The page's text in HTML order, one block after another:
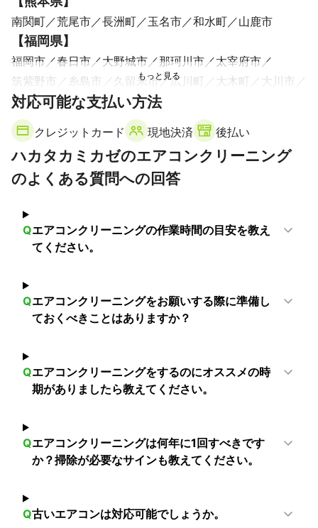
南関町 荒尾市 長洲町 玉名市 和水町 山鹿市
【福岡県】
福岡市 春日市 大野城市 那珂川市
太宰府市
筑紫野市
糸島市 久留米市 広川町 大木町
大川市
筑後市
柳川市 みやま市 八女市
【佐賀県
基山町 吉野ヶ里町 鳥栖市 神埼市
上峰町
みやき町
佐賀市 小城市
対応可能な支払い方法
クレジットカード 現地決済 後払い
ハカタカミカゼのエアコンクリーニング
のよくある質問への回答
Qエアコンクリーニングの作業時間の目安を教え
てください。
Qエアコンクリーニングをお願いする際に準備し
ておくべきことはありますか？
Qエアコンクリーニングをするのにオススメの時
期がありましたら教えてください。
Qエアコンクリーニングは何年に1回すべきです
か？掃除が必要なサインも教えてください。
Q古いエアコンは対応可能でしょうか。